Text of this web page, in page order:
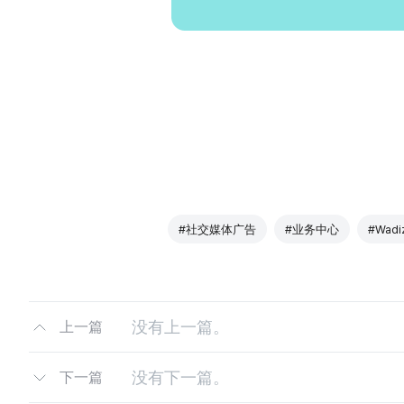
#社交媒体广告 #业务中心
上一篇 没有上一篇。
下一篇 没有下一篇。